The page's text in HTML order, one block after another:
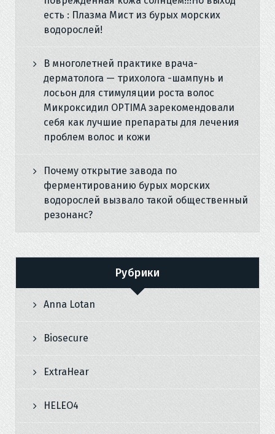
есть : Плазма Мист из бурых морских
водорослей!
В многолетней практике врача-
дерматолога — трихолога -шампунь и
лосьон для стимуляции роста волос
Микроксидил OPTIMA зарекомендовали
себя как лучшие препараты для лечения
проблем волос и кожи
Почему открытие завода по
ферментированию бурых морских
водорослей вызвало такой общественный
резонанс?
Рубрики
Anna Lotan
Biosecure
ExtraHear
HELEO4